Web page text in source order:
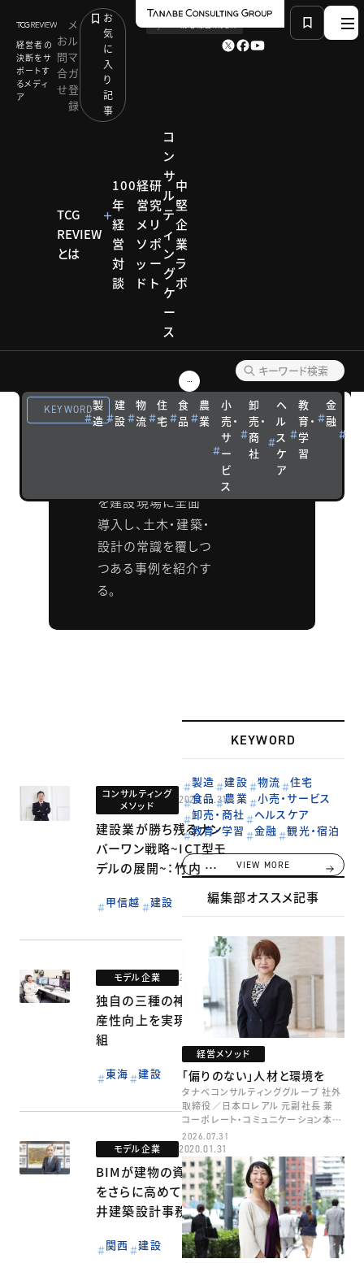
経営者の
決断をサ
ポートす
るメディ
ア
お
問
合
せ
メ
ル
マ
ガ
登
録
お
気
に
入
り
記
事
TCG
REVIEW
とは
100
年
経
営
対
談
経
営
メ
ソ
ッ
ド
研
究
リ
ポ
ー
ト
コ
ン
サ
ル
テ
ィ
ン
グ
ケ
ー
ス
中
堅
企
業
ラ
ボ
KEYWORD製
造
建
設
物
流
住
宅
食
品
農
業
小
売・
サ
ー
ビ
ス
卸
売・
商
社
ヘ
ル
ス
ケ
ア
教
育・
学
習
金
融
経営メソッド建設テック
経営メソッド
建設テック
「Construction（建
×Technology（技
術）」の融合で、建設
業の生産性向上と
技術革新を図る動き
を建設現場に全面
導入し、土木・建築・
設計の常識を覆しつ
つある事例を紹介す
る。
コンサルティング
メソッド
2020.01.31
建設業が勝ち残るナン
バーワン戦略~ICT型モ
デルの展開~：竹内 建
甲信越 建設
モデル企業 2020.01.31
独自の三種の神器で生
産性向上を実現：正治
組
東海 建設
モデル企業 2020.01.31
BIMが建物の資産価値
をさらに高めていく：安
井建築設計事務所
関西 建設
KEYWORD
製造 建設 物流
住宅
食品
農業
小売・サービス
卸売・商社
ヘルスケア
教育・学習
金融 観光・宿泊
VIEW MORE
編集部オススメ記事
経営メソッド
「偏りのない」人材と環境を
タナベコンサルティンググループ 社外
取締役／日本ロレアル 元副社長 兼
コーポレート・コミュニケーション本部
本部長／キャリアコンサルタント 井村
牧
2026.07.31